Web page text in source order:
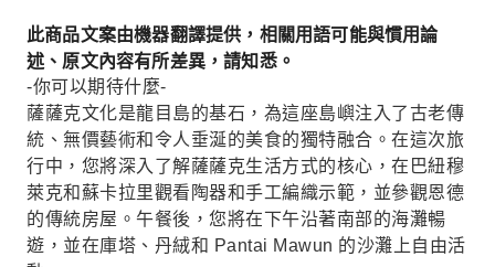
此商品文案由機器翻譯提供，相關用語可能與慣用論
述、原文內容有所差異，請知悉。
-你可以期待什麼-
薩薩克文化是龍目島的基石，為這座島嶼注入了古老傳
統、無價藝術和令人垂涎的美食的獨特融合。在這次旅
行中，您將深入了解薩薩克生活方式的核心，在巴紐穆
萊克和蘇卡拉里觀看陶器和手工編織示範，並參觀恩德
的傳統房屋。午餐後，您將在下午沿著南部的海灘暢
遊，並在庫塔、丹絨和 Pantai Mawun 的沙灘上自由活